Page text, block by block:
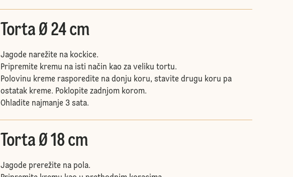
Torta Ø 24 cm
Jagode narežite na kockice.
Pripremite kremu na isti način kao za veliku tortu.
Polovinu kreme rasporedite na donju koru, stavite drugu koru pa
ostatak kreme. Poklopite zadnjom korom.
Ohladite najmanje 3 sata.
Torta Ø 18 cm
Jagode prerežite na pola.